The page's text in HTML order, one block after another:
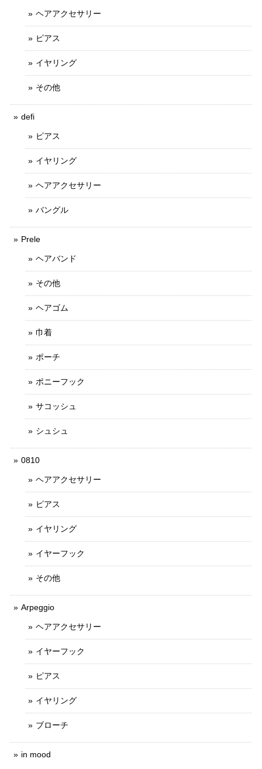
ヘアアクセサリー
ピアス
イヤリング
その他
defi
ピアス
イヤリング
ヘアアクセサリー
バングル
Prele
ヘアバンド
その他
ヘアゴム
巾着
ポーチ
ポニーフック
サコッシュ
シュシュ
0810
ヘアアクセサリー
ピアス
イヤリング
イヤーフック
その他
Arpeggio
ヘアアクセサリー
イヤーフック
ピアス
イヤリング
ブローチ
in mood